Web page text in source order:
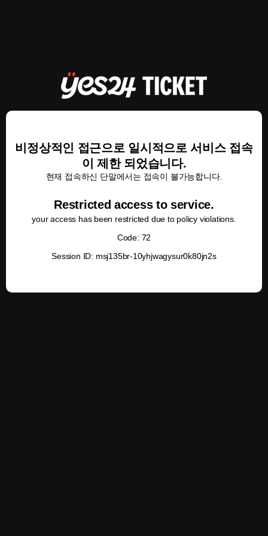
비정상적인 접근으로 일시적으로 서비스 접속
이 제한 되었습니다.
현재 접속하신 단말에서는 접속이 불가능합니다.
Restricted access to service.
your access has been restricted due to policy violations.
Code: 72
Session ID: msj135br-10yhjwagysur0k80jn2s